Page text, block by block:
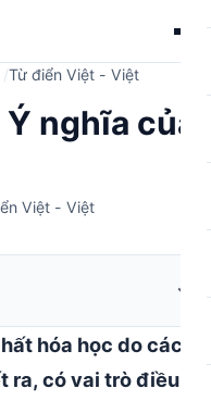
Từ điển Việt - Việt
nghĩa của
Việt - Việt
hóa học do các
ra, có vai trò điều